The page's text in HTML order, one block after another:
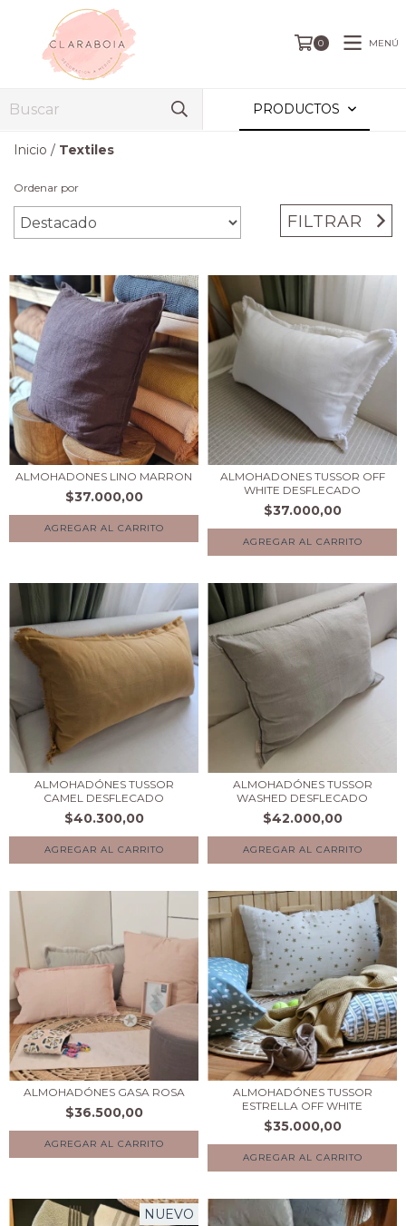
0 MENÚ
PRODUCTOS
Inicio / Textiles
Ordenar por
FILTRAR
ALMOHADONES LINO MARRON
$37.000,00
AGREGAR AL CARRITO
ALMOHADONES TUSSOR OFF
WHITE DESFLECADO
$37.000,00
AGREGAR AL CARRITO
ALMOHADÓNES TUSSOR
CAMEL DESFLECADO
$40.300,00
AGREGAR AL CARRITO
ALMOHADÓNES TUSSOR
WASHED DESFLECADO
$42.000,00
AGREGAR AL CARRITO
ALMOHADÓNES GASA ROSA
$36.500,00
AGREGAR AL CARRITO
ALMOHADÓNES TUSSOR
ESTRELLA OFF WHITE
$35.000,00
AGREGAR AL CARRITO
NUEVO